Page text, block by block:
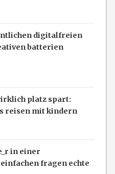
digitalfreien
batterien
platz spart:
reisen mit kindern
in einer
fragen echte